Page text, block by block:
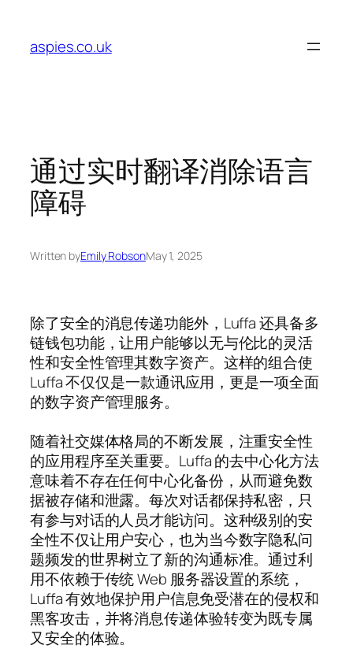
content
aspies.co.uk
通过实时翻译消除语言
障碍
Written byEmily RobsonMay 1, 2025
除了安全的消息传递功能外，Luffa 还具备多
链钱包功能，让用户能够以无与伦比的灵活
性和安全性管理其数字资产。这样的组合使
Luffa 不仅仅是一款通讯应用，更是一项全面
的数字资产管理服务。
随着社交媒体格局的不断发展，注重安全性
的应用程序至关重要。Luffa 的去中心化方法
意味着不存在任何中心化备份，从而避免数
据被存储和泄露。每次对话都保持私密，只
有参与对话的人员才能访问。这种级别的安
全性不仅让用户安心，也为当今数字隐私问
题频发的世界树立了新的沟通标准。通过利
用不依赖于传统 Web 服务器设置的系统，
Luffa 有效地保护用户信息免受潜在的侵权和
黑客攻击，并将消息传递体验转变为既专属
又安全的体验。